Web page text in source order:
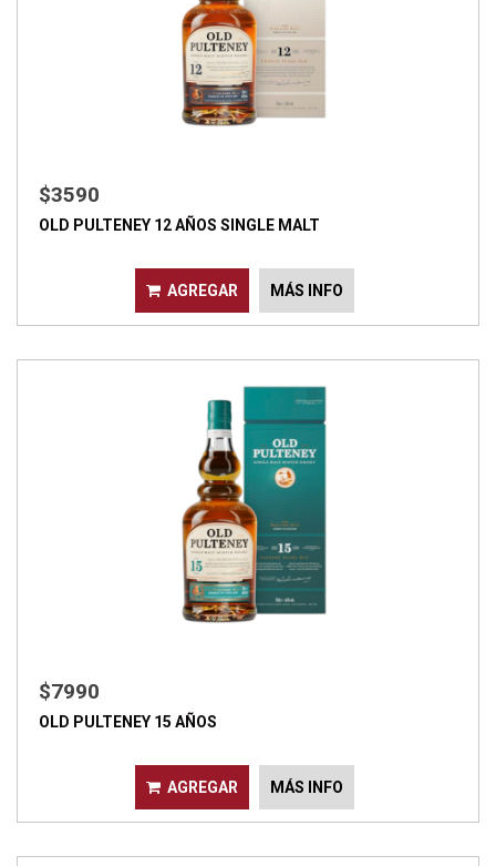
$3590
OLD PULTENEY 12 AÑOS SINGLE MALT
AGREGAR MÁS INFO
$7990
OLD PULTENEY 15 AÑOS
AGREGAR MÁS INFO